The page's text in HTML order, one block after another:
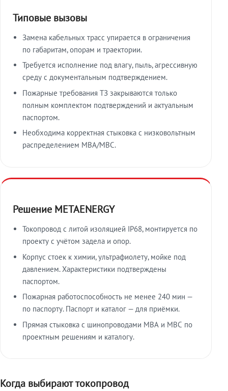
Типовые вызовы
Замена кабельных трасс упирается в ограничения
по габаритам, опорам и траектории.
Требуется исполнение под влагу, пыль, агрессивную
среду с документальным подтверждением.
Пожарные требования ТЗ закрываются только
полным комплектом подтверждений и актуальным
паспортом.
Необходима корректная стыковка с низковольтным
распределением МВА/МВС.
Решение METAENERGY
Токопровод с литой изоляцией IP68, монтируется по
проекту с учётом задела и опор.
Корпус стоек к химии, ультрафиолету, мойке под
давлением. Характеристики подтверждены
паспортом.
Пожарная работоспособность не менее 240 мин —
по паспорту. Паспорт и каталог — для приёмки.
Прямая стыковка с шинопроводами МВА и МВС по
проектным решениям и каталогу.
Когда выбирают токопровод